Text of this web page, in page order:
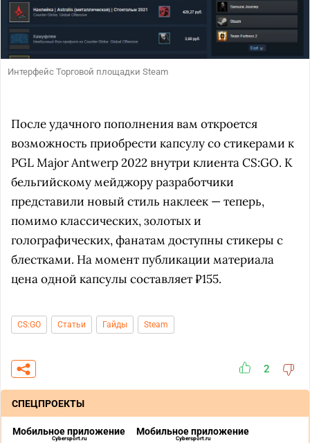
Интерфейс Торговой площадки Steam
После удачного пополнения вам откроется
возможность приобрести капсулу со стикерами к
PGL Major Antwerp 2022 внутри клиента CS:GO. К
бельгийскому мейджору разработчики
представили новый стиль наклеек — теперь,
помимо классических, золотых и
голографических, фанатам доступны стикеры с
блестками. На момент публикации материала
цена одной капсулы составляет₽155.
CS:GO Статьи Гайды Steam
2
СПЕЦПРОЕКТЫ
Мобильное приложение
Cybersport.ru
Мобильное приложение
Cybersport.ru